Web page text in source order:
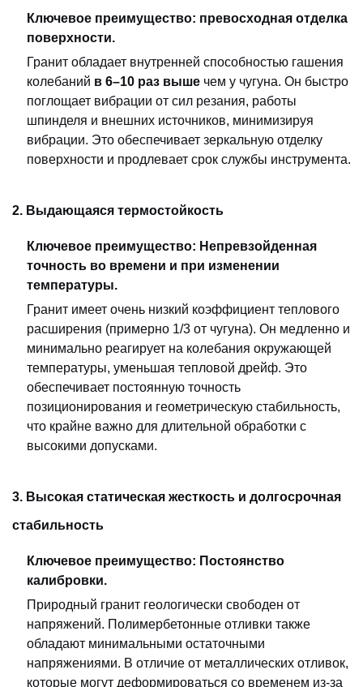
Ключевое преимущество: превосходная отделка
поверхности.
Гранит обладает внутренней способностью гашения
колебаний в 6–10 раз выше чем у чугуна. Он быстро
поглощает вибрации от сил резания, работы
шпинделя и внешних источников, минимизируя
вибрации. Это обеспечивает зеркальную отделку
поверхности и продлевает срок службы инструмента.
2. Выдающаяся термостойкость
Ключевое преимущество: Непревзойденная
точность во времени и при изменении
температуры.
Гранит имеет очень низкий коэффициент теплового
расширения (примерно 1/3 от чугуна). Он медленно и
минимально реагирует на колебания окружающей
температуры, уменьшая тепловой дрейф. Это
обеспечивает постоянную точность
позиционирования и геометрическую стабильность,
что крайне важно для длительной обработки с
высокими допусками.
3. Высокая статическая жесткость и долгосрочная
стабильность
Ключевое преимущество: Постоянство
калибровки.
Природный гранит геологически свободен от
напряжений. Полимербетонные отливки также
обладают минимальными остаточными
напряжениями. В отличие от металлических отливок,
которые могут деформироваться со временем из-за